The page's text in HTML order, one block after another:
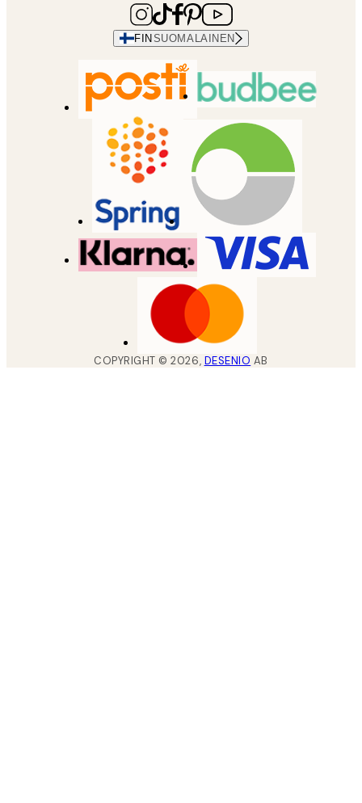
FIN SUOMALAINEN
COPYRIGHT ©2026, DESENIO AB